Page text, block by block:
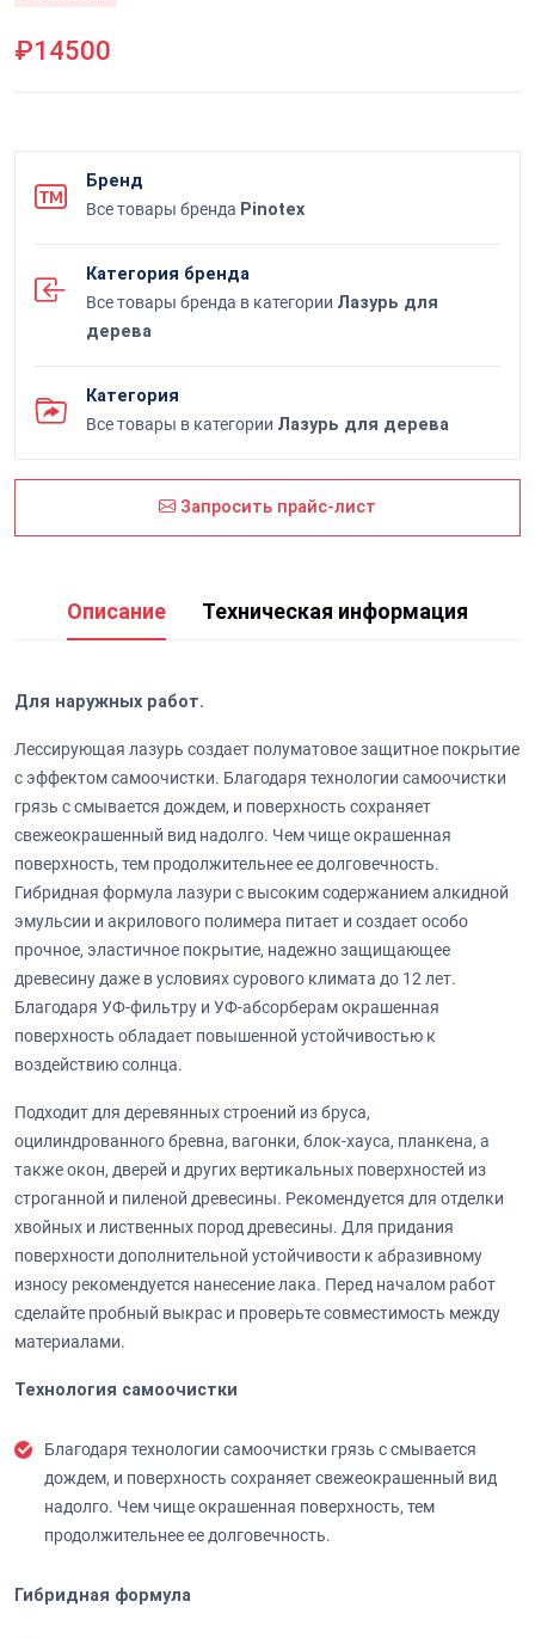
₽14500
Бренд
Все товары бренда Pinotex
Категория бренда
Все товары бренда в категории Лазурь для
дерева
Категория
Все товары в категории Лазурь для дерева
Запросить прайс-лист
Описание Техническая информация
Для наружных работ.
Лессирующая лазурь создает полуматовое защитное покрытие
с эффектом самоочистки. Благодаря технологии самоочистки
грязь с смывается дождем, и поверхность сохраняет
свежеокрашенный вид надолго. Чем чище окрашенная
поверхность, тем продолжительнее ее долговечность.
Гибридная формула лазури с высоким содержанием алкидной
эмульсии и акрилового полимера питает и создает особо
прочное, эластичное покрытие, надежно защищающее
древесину даже в условиях сурового климата до 12 лет.
Благодаря УФ-фильтру и УФ-абсорберам окрашенная
поверхность обладает повышенной устойчивостью к
воздействию солнца.
Подходит для деревянных строений из бруса,
оцилиндрованного бревна, вагонки, блок-хауса, планкена, а
также окон, дверей и других вертикальных поверхностей из
строганной и пиленой древесины. Рекомендуется для отделки
хвойных и лиственных пород древесины. Для придания
поверхности дополнительной устойчивости к абразивному
износу рекомендуется нанесение лака. Перед началом работ
сделайте пробный выкрас и проверьте совместимость между
материалами.
Технология самоочистки
Благодаря технологии самоочистки грязь с смывается
дождем, и поверхность сохраняет свежеокрашенный вид
надолго. Чем чище окрашенная поверхность, тем
продолжительнее ее долговечность.
Гибридная формула